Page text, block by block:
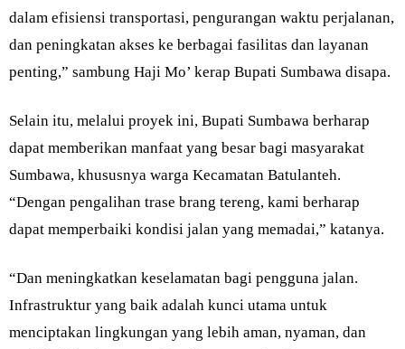
dalam efisiensi transportasi, pengurangan waktu perjalanan,
dan peningkatan akses ke berbagai fasilitas dan layanan
penting,” sambung Haji Mo’ kerap Bupati Sumbawa disapa.
Selain itu, melalui proyek ini, Bupati Sumbawa berharap
dapat memberikan manfaat yang besar bagi masyarakat
Sumbawa, khususnya warga Kecamatan Batulanteh.
“Dengan pengalihan trase brang tereng, kami berharap
dapat memperbaiki kondisi jalan yang memadai,” katanya.
“Dan meningkatkan keselamatan bagi pengguna jalan.
Infrastruktur yang baik adalah kunci utama untuk
menciptakan lingkungan yang lebih aman, nyaman, dan